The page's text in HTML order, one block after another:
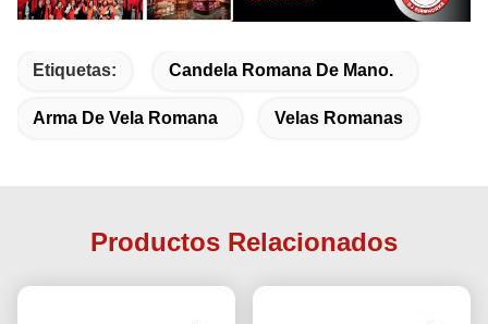
Etiquetas: Candela Romana De Mano.
Arma De Vela Romana Velas Romanas
Productos Relacionados